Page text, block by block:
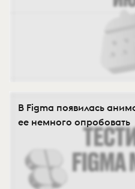
В Figma появилась
ее немного опробовать